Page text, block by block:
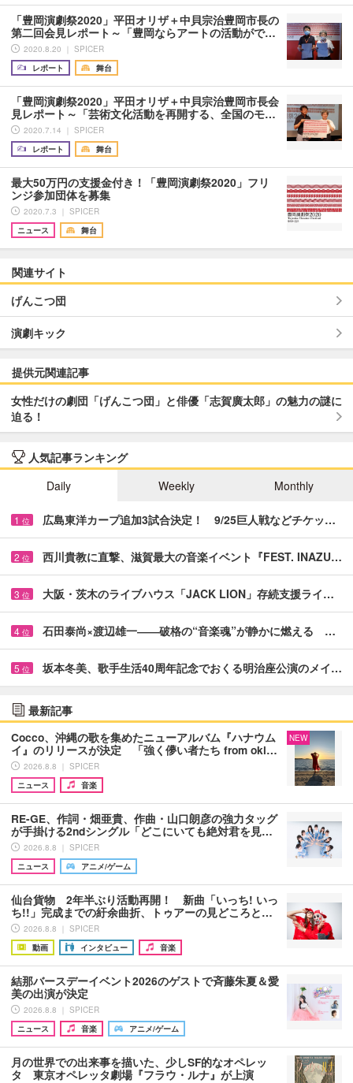
「豊岡演劇祭2020」平田オリザ＋中貝宗治豊岡市長の
第二回会見レポート～「豊岡ならアートの活動がで…
2020.8.20 ｜ SPICER
レポート
舞台
「豊岡演劇祭2020」平田オリザ＋中貝宗治豊岡市長会
見レポート～「芸術文化活動を再開する、全国のモ…
2020.7.14 ｜ SPICER
レポート
舞台
最大50万円の支援金付き！「豊岡演劇祭2020」フリ
ンジ参加団体を募集
2020.7.3 ｜ SPICER
ニュース
舞台
関連サイト
げんこつ団
演劇キック
提供元関連記事
女性だけの劇団「げんこつ団」と俳優「志賀廣太郎」の魅力の謎に
迫る！
人気記事ランキング
Daily
Weekly Monthly
1 位 広島東洋カープ追加3試合決定！ 9/25巨人戦などチケッ…
2 位 西川貴教に直撃、滋賀最大の音楽イベント『FEST. INAZU…
3 位 大阪・茨木のライブハウス「JACK LION」存続支援ライ…
4 位 石田泰尚×渡辺雄一――破格の“音楽魂”が静かに燃える …
5 位 坂本冬美、歌手生活40周年記念でおくる明治座公演のメイ…
最新記事
Cocco、沖縄の歌を集めたニューアルバム『ハナウム
イ』のリリースが決定 「強く儚い者たち from oki…
2026.8.8 ｜ SPICER
ニュース
音楽
NEW
RE-GE、作詞・畑亜貴、作曲・山口朗彦の強力タッグ
が手掛ける2ndシングル「どこにいても絶対君を見…
2026.8.8 ｜ SPICER
ニュース
アニメ/ゲーム
仙台貨物 2年半ぶり活動再開！ 新曲「いっち! いっ
ち!!」完成までの紆余曲折、トゥアーの見どころと…
2026.8.8 ｜ SPICER
動画
インタビュー 音楽
結那バースデーイベント2026のゲストで斉藤朱夏＆愛
美の出演が決定
2026.8.8 ｜ SPICER
ニュース
音楽 アニメ/ゲーム
月の世界での出来事を描いた、少しSF的なオペレッ
タ 東京オペレッタ劇場『フラウ・ルナ』が上演